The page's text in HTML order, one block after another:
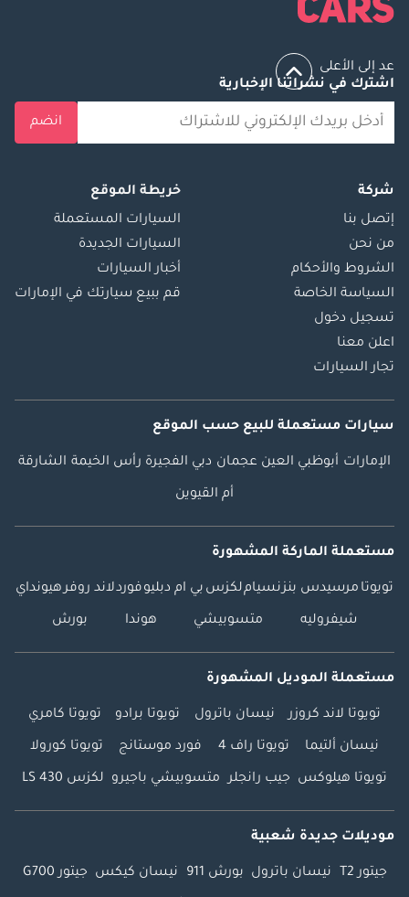
عد إلى الأعلى
اشترك في نشراتنا الإخبارية
انضم
شركة
إتصل بنا
من نحن
الشروط والأحكام
السياسة الخاصة
تسجيل دخول
اعلن معنا
تجار السيارات
خريطة الموقع
السيارات المستعملة
السيارات الجديدة
أخبار السيارات
قم ببيع سيارتك في الإمارات
سيارات مستعملة للبيع حسب الموقع
الإمارات أبوظبي العين عجمان دبي الفجيرة رأس الخيمة الشارقة
أم القيوين
مستعملة الماركة المشهورة
تويوتا مرسيدس بنزنسياملكزس بي ام دبليوفوردلاند روفرهيونداي
شيفروليه متسوبيشي هوندا بورش
مستعملة الموديل المشهورة
تويوتا لاند كروزر نيسان باترول تويوتا برادو تويوتا كامري
نيسان ألتيما تويوتا راف 4 فورد موستانج تويوتا كورولا
تويوتا هيلوكس جيب رانجلر متسوبيشي باجيرو لكزس LS 430
موديلات جديدة شعبية
جيتور T2 نيسان باترول بورش 911 نيسان كيكس جيتور G700